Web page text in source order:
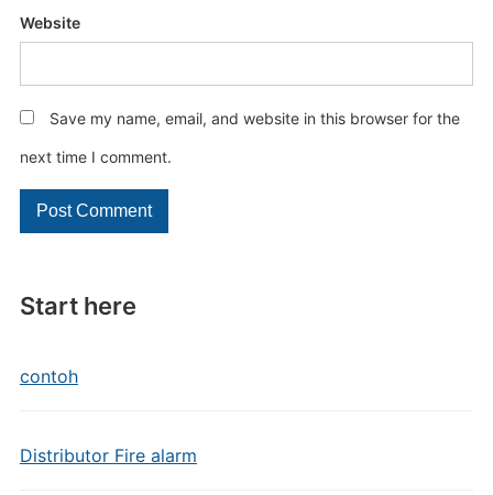
Start here
contoh
Distributor Fire alarm
Website
Save my name, email, and website in this browser for the
next time I comment.